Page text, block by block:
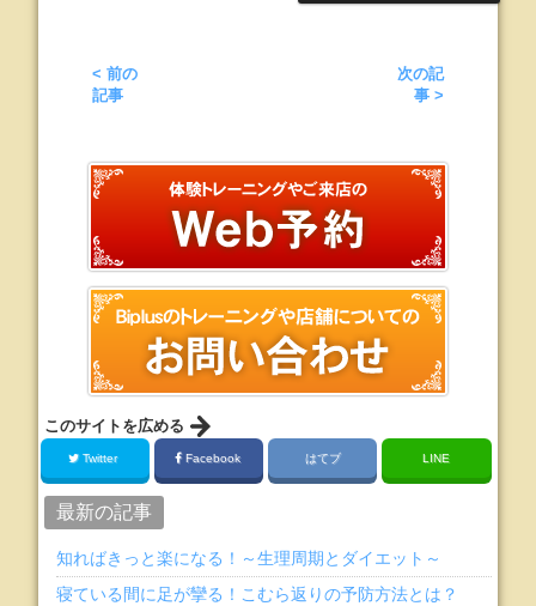
< 前の
記事
次の記
事 >
このサイトを広める
Twitter Facebook はてブ LINE
最新の記事
知ればきっと楽になる！～生理周期とダイエット～
寝ている間に足が攣る！こむら返りの予防方法とは？